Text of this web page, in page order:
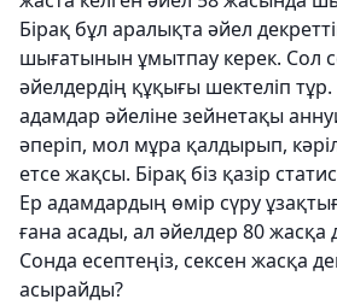
Бірақ бұл аралықта әйел
шығатынын ұмытпау керек. Сол
әйелдердің құқығы шектеліп
адамдар әйеліне зейнетақы
әперіп, мол мұра қалдырып,
етсе жақсы. Бірақ біз қазір
Ер адамдардың өмір сүру
ғана асады, ал әйелдер 80 жасқа
Сонда есептеңіз, сексен жасқа
асырайды?